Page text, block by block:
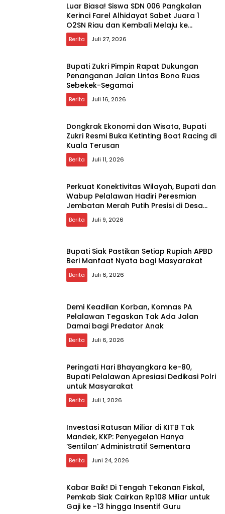
Luar Biasa! Siswa SDN 006 Pangkalan
Kerinci Farel Alhidayat Sabet Juara 1
O2SN Riau dan Kembali Melaju ke
Tingkat Nasional
Berita Juli 27, 2026
Bupati Zukri Pimpin Rapat Dukungan
Penanganan Jalan Lintas Bono Ruas
Sebekek-Segamai
Berita Juli 16, 2026
Dongkrak Ekonomi dan Wisata, Bupati
Zukri Resmi Buka Ketinting Boat Racing di
Kuala Terusan
Berita Juli 11, 2026
Perkuat Konektivitas Wilayah, Bupati dan
Wabup Pelalawan Hadiri Peresmian
Jembatan Merah Putih Presisi di Desa
Rangsang
Berita Juli 9, 2026
Bupati Siak Pastikan Setiap Rupiah APBD
Beri Manfaat Nyata bagi Masyarakat
Berita Juli 6, 2026
Demi Keadilan Korban, Komnas PA
Pelalawan Tegaskan Tak Ada Jalan
Damai bagi Predator Anak
Berita Juli 6, 2026
Peringati Hari Bhayangkara ke-80,
Bupati Pelalawan Apresiasi Dedikasi Polri
untuk Masyarakat
Berita Juli 1, 2026
Investasi Ratusan Miliar di KITB Tak
Mandek, KKP: Penyegelan Hanya
‘Sentilan’ Administratif Sementara
Berita Juni 24, 2026
Kabar Baik! Di Tengah Tekanan Fiskal,
Pemkab Siak Cairkan Rp108 Miliar untuk
Gaji ke -13 hingga Insentif Guru